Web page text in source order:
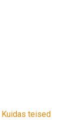
Kuidas teised